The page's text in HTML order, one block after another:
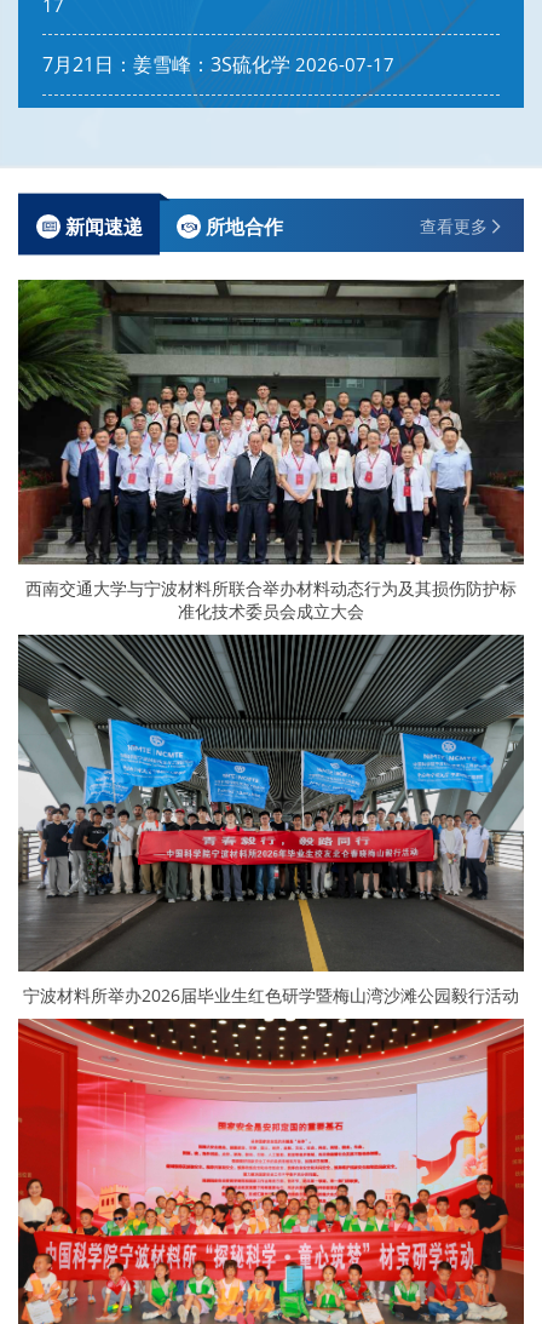
17
7月21日：姜雪峰：3S硫化学 2026-07-17
新闻速递 所地合作 查看更多
西南交通大学与宁波材料所联合举办材料动态行为及其损伤防护标
准化技术委员会成立大会
宁波材料所举办2026届毕业生红色研学暨梅山湾沙滩公园毅行活动